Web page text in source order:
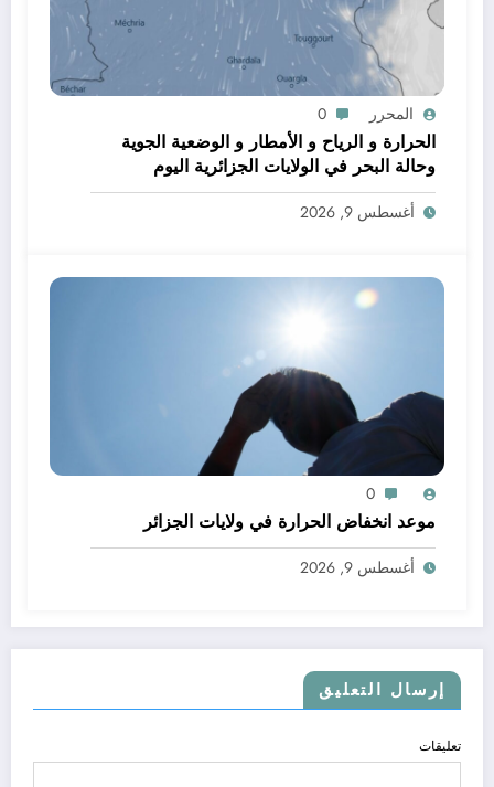
المحرر 0
الحرارة و الرياح و الأمطار و الوضعية الجوية
وحالة البحر في الولايات الجزائرية اليوم
أغسطس 9, 2026
0
موعد انخفاض الحرارة في ولايات الجزائر
أغسطس 9, 2026
إرسال التعليق
تعليقات